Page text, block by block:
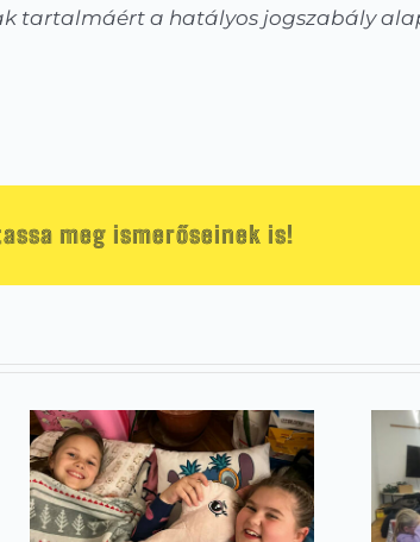
tartalmáért a hatályos jogszabály
meg ismerőseinek is!